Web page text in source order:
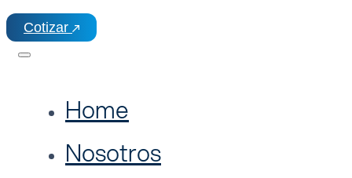
Cotizar
Home
Nosotros